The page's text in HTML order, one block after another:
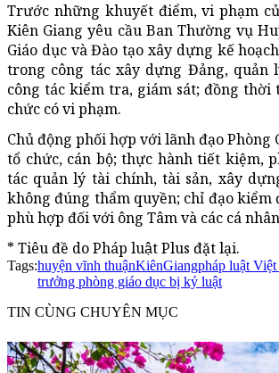
Trước những khuyết điểm, vi phạm
Kiên Giang yêu cầu Ban Thường vụ
Giáo dục và Đào tạo xây dựng kế
trong công tác xây dựng Đảng, quản
công tác kiểm tra, giám sát; đồng
chức có vi phạm.
Chủ động phối hợp với lãnh đạo
tổ chức, cán bộ; thực hành tiết kiệm,
tác quản lý tài chính, tài sản, xây
không đúng thẩm quyền; chỉ đạo
phù hợp đối với ông Tâm và các cá
* Tiêu đề do Pháp luật Plus đặt lại.
Tags:huyện vĩnh thuậnKiênGiangpháp luật
trưởng phòng giáo dục bị kỷ luật
TIN CÙNG CHUYÊN MỤC